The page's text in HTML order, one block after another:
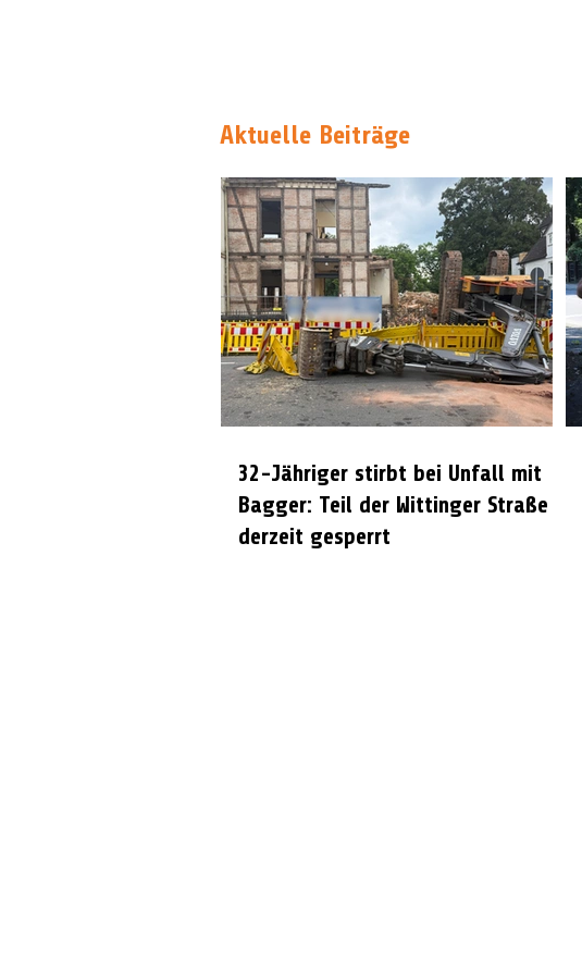
Aktuelle Beiträge
32-Jähriger stirbt bei Unfall mit
Bagger: Teil der Wittinger Straße
derzeit gesperrt